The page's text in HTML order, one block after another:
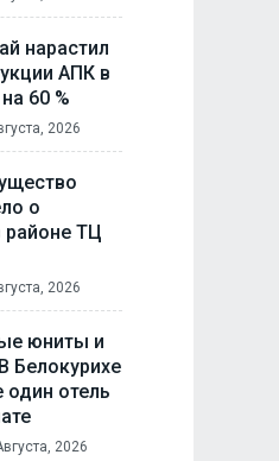
нарастил
АПК в
60 %
2026
о
районе ТЦ
2026
юниты и
Белокурихе
один отель
2026